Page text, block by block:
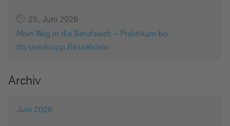
25. Juni 2026
Mein Weg in die Berufswelt – Praktikum bei
thyssenkrupp Rasselstein
Archiv
Juni 2026